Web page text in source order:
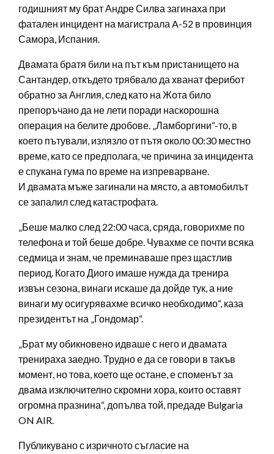
годишният му брат Андре Силва загинаха при
фатален инцидент на магистрала A-52 в провинция
Самора, Испания.
Двамата братя били на път към пристанището на
Сантандер, откъдето трябвало да хванат ферибот
обратно за Англия, след като на Жота било
препоръчано да не лети поради наскорошна
операция на белите дробове. „Ламборгини“-то, в
което пътували, излязло от пътя около 00:30 местно
време, като се предполага, че причина за инцидента
е спукана гума по време на изпреварване.
И двамата мъже загинали на място, а автомобилът
се запалил след катастрофата.
„Беше малко след 22:00 часа, сряда, говорихме по
телефона и той беше добре. Чувахме се почти всяка
седмица и знам, че преминаваше през щастлив
период. Когато Диого имаше нужда да тренира
извън сезона, винаги искаше да дойде тук, а ние
винаги му осигурявахме всичко необходимо“, каза
президентът на „Гондомар“.
„Брат му обикновено идваше с него и двамата
тренираха заедно. Трудно е да се говори в такъв
момент, но това, което ще остане, е споменът за
двама изключително скромни хора, които оставят
огромна празнина“, допълва той, предаде Bulgaria
ON AIR.
Публикувано с изричното съгласие на